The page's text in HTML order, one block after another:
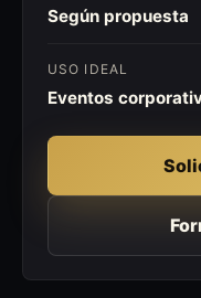
Según propuesta
USO IDEAL
Eventos